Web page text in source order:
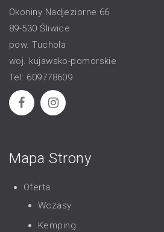
Okoniny Nadjeziorne 66
89-530 Śliwice
pow. Tuchola
woj. kujawsko-pomorskie
Tel: 609778609
Mapa Strony
Oferta
Wczasy
Kemping